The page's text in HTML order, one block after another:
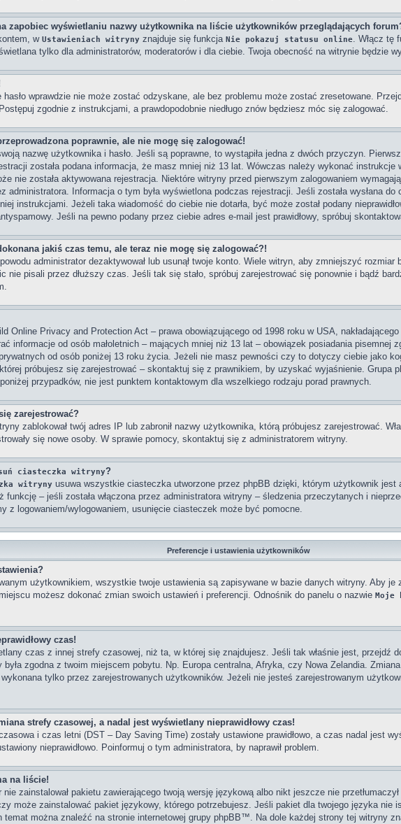
zapobiec wyświetlaniu nazwy użytkownika na liście użytkowników przeglądających
w Ustawieniach witryny znajduje się funkcja Nie pokazuj statusu online. Włącz tę
tylko dla administratorów, moderatorów i dla ciebie. Twoja obecność na witrynie będzie
hasło wprawdzie nie może zostać odzyskane, ale bez problemu może zostać zresetowane.
zgodnie z instrukcjami, a prawdopodobnie niedługo znów będziesz móc się zalogować.
poprawnie, ale nie mogę się zalogować!
nazwę użytkownika i hasło. Jeśli są poprawne, to wystąpiła jedna z dwóch przyczyn.
została podana informacja, że masz mniej niż 13 lat. Wówczas należy wykonać instrukcje
nie została aktywowana rejestracja. Niektóre witryny przed pierwszym zalogowaniem
administratora. Informacja o tym była wyświetlona podczas rejestracji. Jeśli została wysłana
instrukcjami. Jeżeli taka wiadomość do ciebie nie dotarła, być może został podany
Jeśli na pewno podany przez ciebie adres e-mail jest prawidłowy, spróbuj
jakiś czas temu, ale teraz nie mogę się zalogować?!
administrator dezaktywował lub usunął twoje konto. Wiele witryn, aby zmniejszyć
nie pisali przez dłuższy czas. Jeśli tak się stało, spróbuj zarejestrować się ponownie i bądź
Online Privacy and Protection Act – prawa obowiązującego od 1998 roku w USA,
informacje od osób małoletnich – mających mniej niż 13 lat – obowiązek posiadania pisemnej
od osób poniżej 13 roku życia. Jeżeli nie masz pewności czy to dotyczy ciebie jako
próbujesz się zarejestrować – skontaktuj się z prawnikiem, by uzyskać wyjaśnienie. Grupa
przypadków, nie jest punktem kontaktowym dla wszelkiego rodzaju porad prawnych.
zarejestrować?
zablokował twój adres IP lub zabronił nazwy użytkownika, którą próbujesz zarejestrować.
się nowe osoby. W sprawie pomocy, skontaktuj się z administratorem witryny.
ciasteczka witryny?
witryny usuwa wszystkie ciasteczka utworzone przez phpBB dzięki, którym użytkownik jest
funkcję – jeśli została włączona przez administratora witryny – śledzenia przeczytanych i
z logowaniem/wylogowaniem, usunięcie ciasteczek może być pomocne.
Preferencje i ustawienia użytkowników
użytkownikiem, wszystkie twoje ustawienia są zapisywane w bazie danych witryny. Aby je
możesz dokonać zmian swoich ustawień i preferencji. Odnośnik do panelu o nazwie Moje
czas!
czas z innej strefy czasowej, niż ta, w której się znajdujesz. Jeśli tak właśnie jest, przejdź
zgodna z twoim miejscem pobytu. Np. Europa centralna, Afryka, czy Nowa Zelandia.
tylko przez zarejestrowanych użytkowników. Jeżeli nie jesteś zarejestrowanym
strefy czasowej, a nadal jest wyświetlany nieprawidłowy czas!
i czas letni (DST – Day Saving Time) zostały ustawione prawidłowo, a czas nadal jest
nieprawidłowo. Poinformuj o tym administratora, by naprawił problem.
na liście!
zainstalował pakietu zawierającego twoją wersję językową albo nikt jeszcze nie
może zainstalować pakiet językowy, którego potrzebujesz. Jeśli pakiet dla twojego języka nie
temat można znaleźć na stronie internetowej grupy phpBB™. Na dole każdej strony tej witryny